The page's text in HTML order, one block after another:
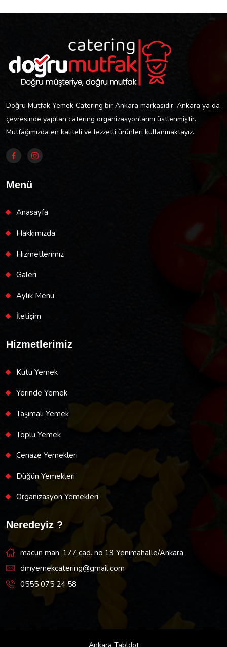
Doğru Mutfak Yemek Catering bir Ankara markasıdır. Ankara ya da
çevresinde yapılan catering organizasyonlarını üstlenmiştir.
Mutfağımızda en kaliteli ve lezzetli ürünleri kullanmaktayız.
Menü
Anasayfa
Hakkımızda
Hizmetlerimiz
Galeri
Aylık Menü
İletişim
Hizmetlerimiz
Kutu Yemek
Yerinde Yemek
Taşımalı Yemek
Toplu Yemek
Cenaze Yemekleri
Düğün Yemekleri
Organizasyon Yemekleri
Neredeyiz ?
macun mah. 177 cad. no 19 Yenimahalle/Ankara
dmyemekcatering@gmail.com
0555 075 24 58